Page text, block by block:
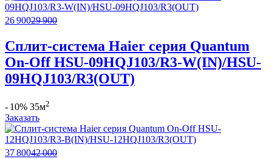
26 90029 900
Сплит-система Haier серия Quantum
On-Off HSU-09HQJ103/R3-W(IN)/HSU-
09HQJ103/R3(OUT)
- 10% 35м2
Заказать
37 80042 000